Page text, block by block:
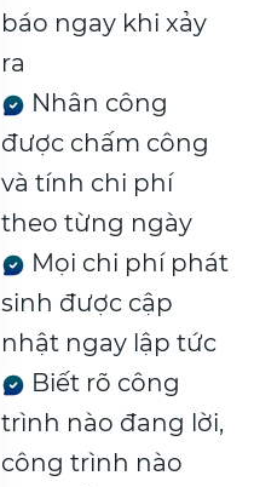
báo ngay khi xảy
ra
Nhân công
được chấm công
và tính chi phí
theo từng ngày
Mọi chi phí phát
sinh được cập
nhật ngay lập tức
Biết rõ công
trình nào đang lời,
công trình nào